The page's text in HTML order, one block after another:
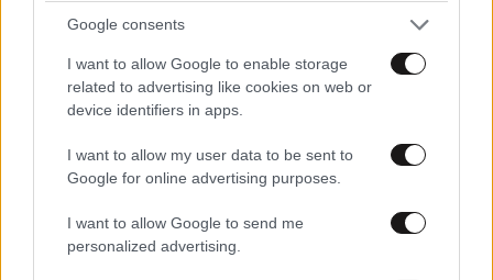
Google consents
I want to allow Google to enable storage
related to advertising like cookies on web or
device identifiers in apps.
I want to allow my user data to be sent to
Google for online advertising purposes.
I want to allow Google to send me
personalized advertising.